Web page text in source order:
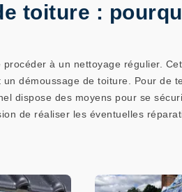
toiture :
à un nettoyage régulier.
démoussage de toiture. Pour de
dispose des moyens pour se
de réaliser les éventuelles